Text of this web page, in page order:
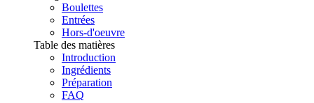
Boulettes
Entrées
Hors-d'oeuvre
Table des matières
Introduction
Ingrédients
Préparation
FAQ